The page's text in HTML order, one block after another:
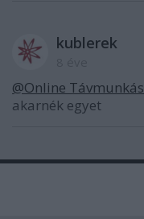
kublerek
@Online Távmunkás
akarnék egyet